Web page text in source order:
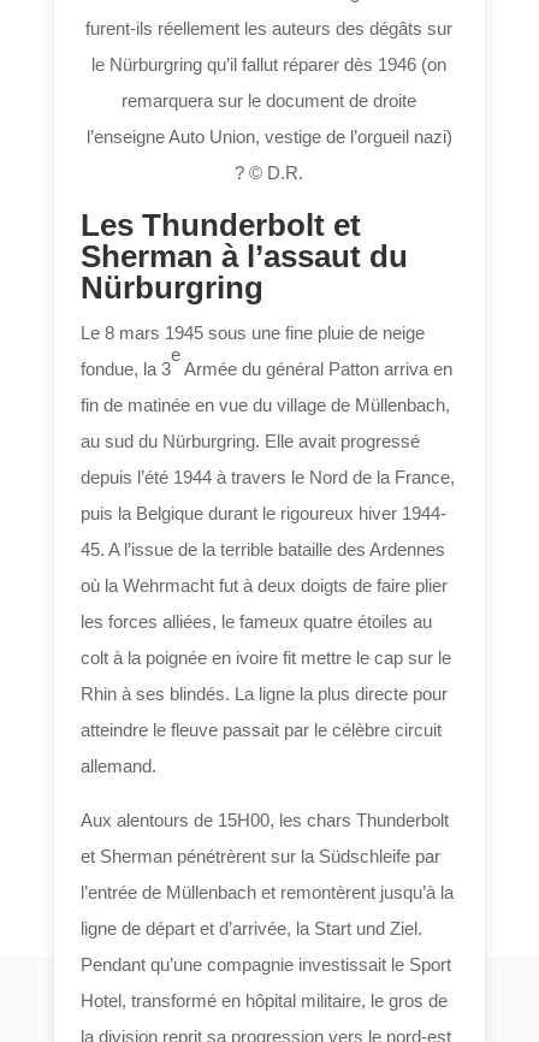
furent-ils réellement les auteurs des dégâts sur
le Nürburgring qu’il fallut réparer dès 1946 (on
remarquera sur le document de droite
l’enseigne Auto Union, vestige de l’orgueil nazi)
? © D.R.
Les Thunderbolt et
Sherman à l’assaut du
Nürburgring
Le 8 mars 1945 sous une fine pluie de neige
fondue, la 3
e
Armée du général Patton arriva en
fin de matinée en vue du village de Müllenbach,
au sud du Nürburgring. Elle avait progressé
depuis l’été 1944 à travers le Nord de la France,
puis la Belgique durant le rigoureux hiver 1944-
45. A l’issue de la terrible bataille des Ardennes
où la Wehrmacht fut à deux doigts de faire plier
les forces alliées, le fameux quatre étoiles au
colt à la poignée en ivoire fit mettre le cap sur le
Rhin à ses blindés. La ligne la plus directe pour
atteindre le fleuve passait par le célèbre circuit
allemand.
Aux alentours de 15H00, les chars Thunderbolt
et Sherman pénétrèrent sur la Südschleife par
l’entrée de Müllenbach et remontèrent jusqu’à la
ligne de départ et d’arrivée, la Start und Ziel.
Pendant qu’une compagnie investissait le Sport
Hotel, transformé en hôpital militaire, le gros de
la division reprit sa progression vers le nord-est